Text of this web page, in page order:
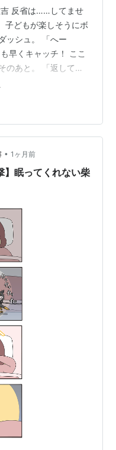
吉 反省は……してませ
子どもが楽しそうにボ
ッシュ。 「へー
早くキャッチ！ ここ
のあと。 「返して
ールは無残な姿
、もちろん本人には
うな顔で、「犬だか
流れです。 🐾犬がお
おもちゃを壊すこと
す…
• 1ヶ月前
眠ってくれない柴